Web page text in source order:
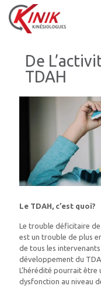
De
TDAH
Le TDAH, c’est quoi?
Le trouble déficitaire
est un trouble de plus
de tous les intervenants
développement du
L’hérédité pourrait
dysfonction au niveau